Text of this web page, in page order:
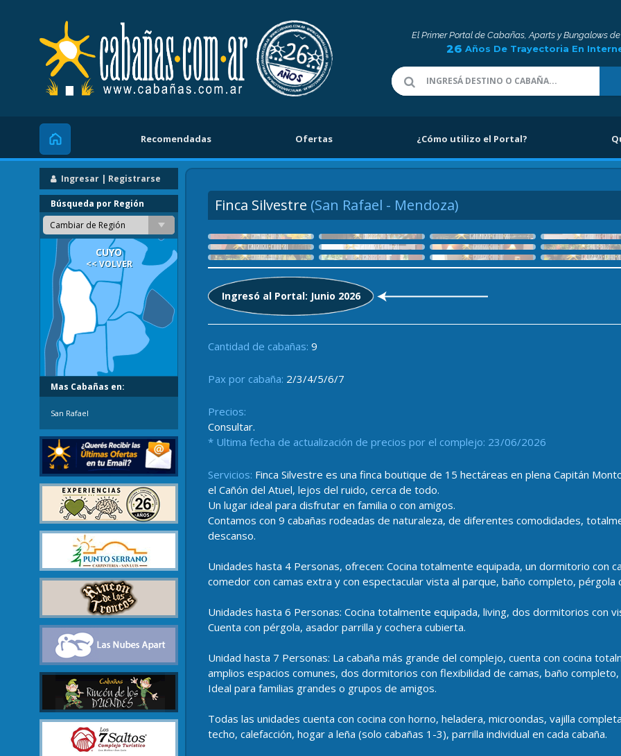
El Primer Portal de Cabañas, Aparts y Bungalows
26 Años De Trayectoria En
Inicio Recomendadas Ofertas ¿Cómo utilizo el Portal?
Ingresar | Registrarse
Búsqueda por Región
Cambiar de Región
CUYO
<< VOLVER
Mas Cabañas en:
San Rafael
Finca Silvestre (San Rafael - Mendoza)
Ingresó al Portal: Junio 2026
Cantidad de cabañas: 9
Pax por cabaña: 2/3/4/5/6/7
Precios:
Consultar.
* Ultima fecha de actualización de precios por el complejo: 23/06/2026
Servicios: Finca Silvestre es una finca boutique de 15 hectáreas en plena Capitán
el Cañón del Atuel, lejos del ruido, cerca de todo.
Un lugar ideal para disfrutar en familia o con amigos.
Contamos con 9 cabañas rodeadas de naturaleza, de diferentes comodidades,
descanso.
Unidades hasta 4 Personas, ofrecen: Cocina totalmente equipada, un dormitorio con
comedor con camas extra y con espectacular vista al parque, baño completo, pérgola
Unidades hasta 6 Personas: Cocina totalmente equipada, living, dos dormitorios con
Cuenta con pérgola, asador parrilla y cochera cubierta.
Unidad hasta 7 Personas: La cabaña más grande del complejo, cuenta con cocina
amplios espacios comunes, dos dormitorios con flexibilidad de camas, baño
Ideal para familias grandes o grupos de amigos.
Todas las unidades cuenta con cocina con horno, heladera, microondas, vajilla
techo, calefacción, hogar a leña (solo cabañas 1-3), parrilla individual en cada cabaña.